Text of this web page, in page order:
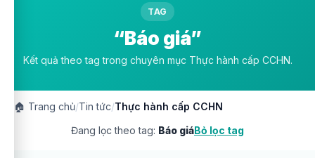
TAG
“Báo giá”
Kết quả theo tag trong chuyên mục Thực hành cấp CCHN.
🏠 Trang chủ/Tin tức/Thực hành cấp CCHN
Đang lọc theo tag: Báo giáBỏ lọc tag